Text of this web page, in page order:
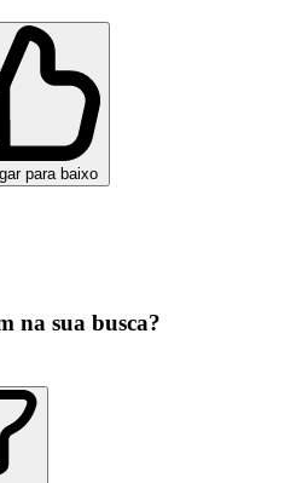
para baixo
na sua busca?